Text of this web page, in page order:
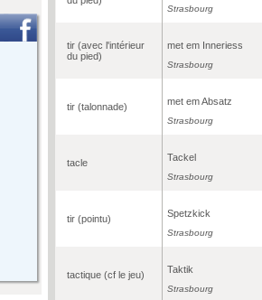
Strasbourg
tir (avec l'intérieur
du pied)
met em Inneriess
Strasbourg
tir (talonnade) met em Absatz
Strasbourg
tacle Tackel
Strasbourg
tir (pointu) Spetzkick
Strasbourg
tactique (cf le jeu) Taktik
Strasbourg